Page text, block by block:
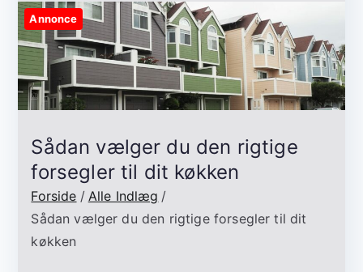
Annonce
Sådan vælger du den rigtige
forsegler til dit køkken
Forside
Alle Indlæg
Sådan vælger du den rigtige forsegler til dit
køkken